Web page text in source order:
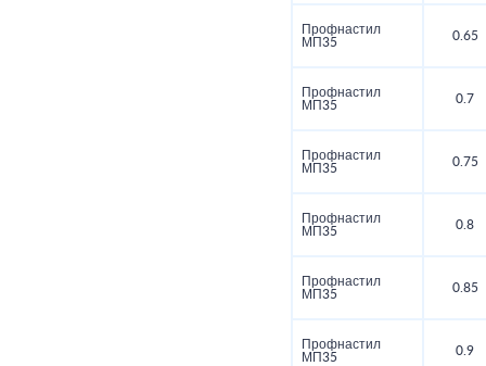
Профнастил
МП35
0.65
Профнастил
МП35
0.7
Профнастил
МП35
0.75
Профнастил
МП35
0.8
Профнастил
МП35
0.85
Профнастил
МП35
0.9